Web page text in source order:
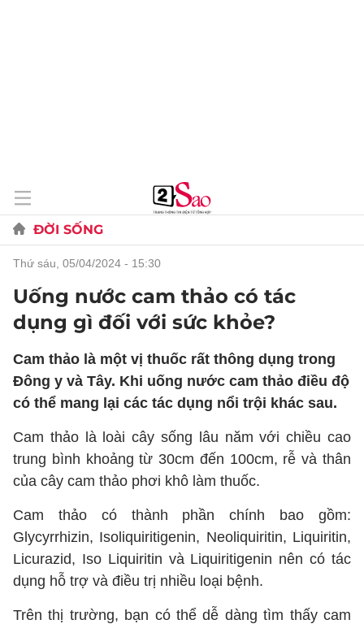
ĐỜI SỐNG
thứ sáu, 05/04/2024 - 15:30
Uống nước cam thảo có tác
dụng gì đối với sức khỏe?
Cam thảo là một vị thuốc rất thông dụng trong
Ðông y và Tây. Khi uống nước cam thảo điều độ
có thể mang lại các tác dụng nổi trội khác sau.
Cam thảo là loài cây sống lâu năm với chiều cao
trung bình khoảng từ 30cm đến 100cm, rễ và thân
của cây cam thảo phơi khô làm thuốc.
Cam thảo có thành phần chính bao gồm:
Glycyrrhizin, Isoliquiritigenin, Neoliquiritin, Liquiritin,
Licurazid, Iso Liquiritin và Liquiritigenin nên có tác
dụng hỗ trợ và điều trị nhiều loại bệnh.
Trên thị trường, bạn có thể dễ dàng tìm thấy cam